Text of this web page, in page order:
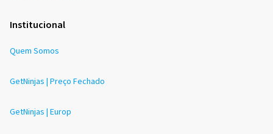
Institucional
Quem Somos
GetNinjas | Preço Fechado
GetNinjas | Europ